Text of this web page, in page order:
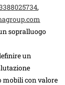
,
sopralluogo
un
mobili con valore